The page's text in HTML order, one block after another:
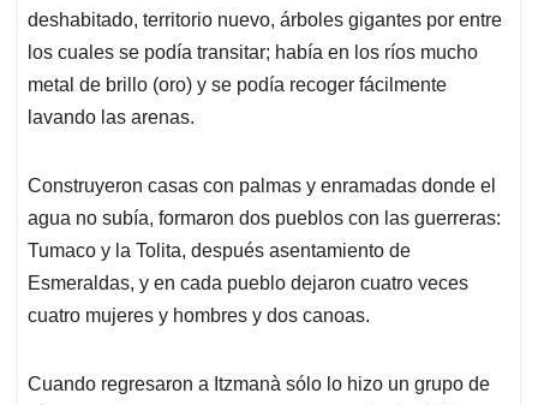
deshabitado, territorio nuevo, árboles gigantes por entre
los cuales se podía transitar; había en los ríos mucho
metal de brillo (oro) y se podía recoger fácilmente
lavando las arenas.
Construyeron casas con palmas y enramadas donde el
agua no subía, formaron dos pueblos con las guerreras:
Tumaco y la Tolita, después asentamiento de
Esmeraldas, y en cada pueblo dejaron cuatro veces
cuatro mujeres y hombres y dos canoas.
Cuando regresaron a Itzmanà sólo lo hizo un grupo de